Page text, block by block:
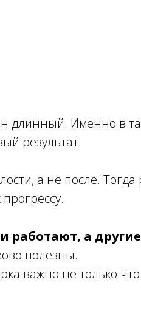
длинный. Именно в
результат.
а не после. Тогда
работают, а
полезны.
важно не только